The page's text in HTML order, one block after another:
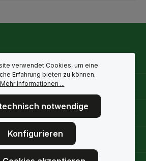
verwendet Cookies, um eine
Erfahrung bieten zu können.
Mehr Informationen ...
notwendige
Konfigurieren